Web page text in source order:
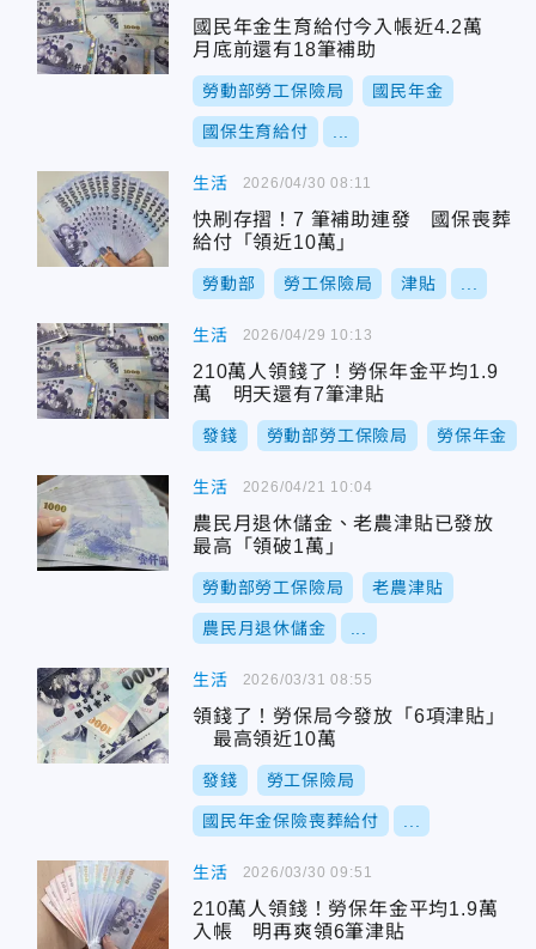
國民年金生育給付今入帳近4.2萬
月底前還有18筆補助
勞動部勞工保險局 國民年金
國保生育給付
生活
快刷存摺！7 筆補助連發 國保喪葬
給付「領近10萬」
勞動部 勞工保險局 津貼
2026/04/30 08:11
生活
210萬人領錢了！勞保年金平均1.9
萬 明天還有7筆津貼
發錢 勞動部勞工保險局 勞保年金
2026/04/29 10:13
生活
農民月退休儲金、老農津貼已發放
最高「領破1萬」
勞動部勞工保險局 老農津貼
農民月退休儲金
2026/04/21 10:04
生活
領錢了！勞保局今發放「6項津貼」
最高領近10萬
發錢 勞工保險局
國民年金保險喪葬給付
2026/03/31 08:55
生活
210萬人領錢！勞保年金平均1.9萬
入帳 明再爽領6筆津貼
2026/03/30 09:51